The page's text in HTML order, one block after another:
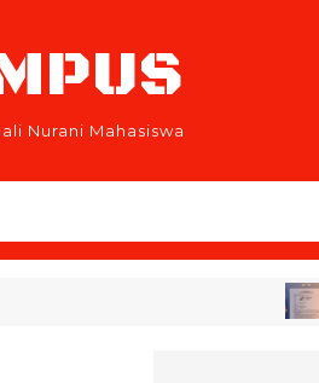
Nurani Mahasiswa
2026